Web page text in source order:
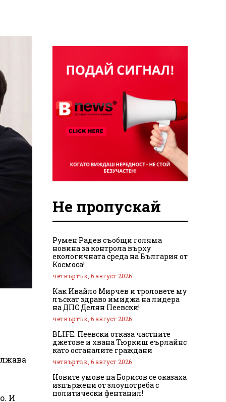
И
Не пропускай
Румен Радев съобщи голяма
новина за контрола върху
екологичната среда на България от
Космоса!
четвъртък, 6 август 2026
Как Ивайло Мирчев и троловете му
лъскат здраво имиджа на лидера
на ДПС Делян Пеевски!
четвъртък, 6 август 2026
BLIFE: Пеевски отказа частните
джетове и хвана Тюркиш еърлайнс
като останалите граждани
четвъртък, 6 август 2026
Новите умове на Борисов се оказаха
изпържени от злоупотреба с
политически фентанил!